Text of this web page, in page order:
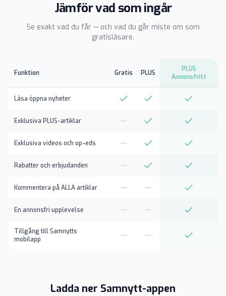
Jämför vad som ingår
Se exakt vad du får — och vad du går miste om som
gratisläsare.
Funktion Gratis PLUS
PLUS
Annonsfritt
Läsa öppna nyheter
Exklusiva PLUS-artiklar
Exklusiva videos och op-eds
Rabatter och erbjudanden
Kommentera på ALLA artiklar
En annonsfri upplevelse
Tillgång till Samnytts
mobilapp
Ladda ner Samnytt-appen